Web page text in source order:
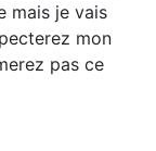
mais je vais
mon
pas ce